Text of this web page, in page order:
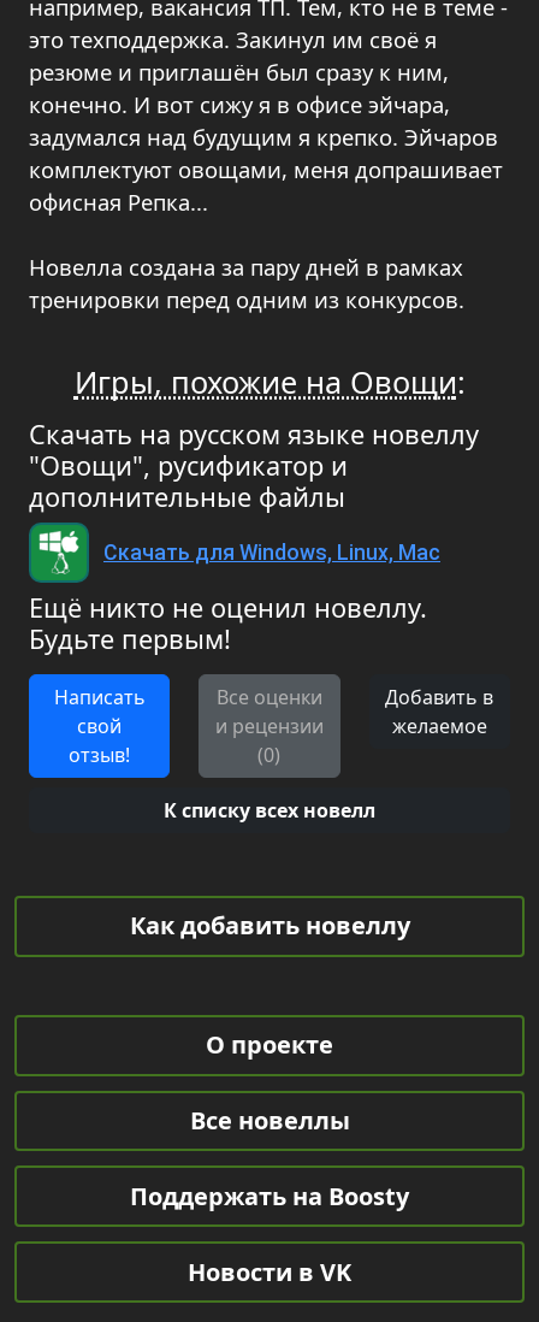
например, вакансия ТП. Тем, кто не в теме -
это техподдержка. Закинул им своё я
резюме и приглашён был сразу к ним,
конечно. И вот сижу я в офисе эйчара,
задумался над будущим я крепко. Эйчаров
комплектуют овощами, меня допрашивает
офисная Репка...
Новелла создана за пару дней в рамках
тренировки перед одним из конкурсов.
Игры, похожие на Овощи:
Скачать на русском языке новеллу
"Овощи", русификатор и
дополнительные файлы
Скачать для Windows, Linux, Mac
Ещё никто не оценил новеллу.
Будьте первым!
Написать
свой
отзыв!
Все оценки
и рецензии
(0)
Добавить в
желаемое
К списку всех новелл
Как добавить новеллу
О проекте
Все новеллы
Поддержать на Boosty
Новости в VK